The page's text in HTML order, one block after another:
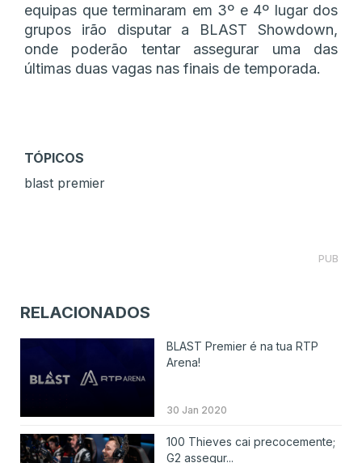
equipas que terminaram em 3º e 4º lugar dos
grupos irão disputar a BLAST Showdown,
onde poderão tentar assegurar uma das
últimas duas vagas nas finais de temporada.
TÓPICOS
blast premier
PUB
RELACIONADOS
BLAST Premier é na tua RTP
Arena!
30 Jan 2020
100 Thieves cai precocemente;
G2 assegur...